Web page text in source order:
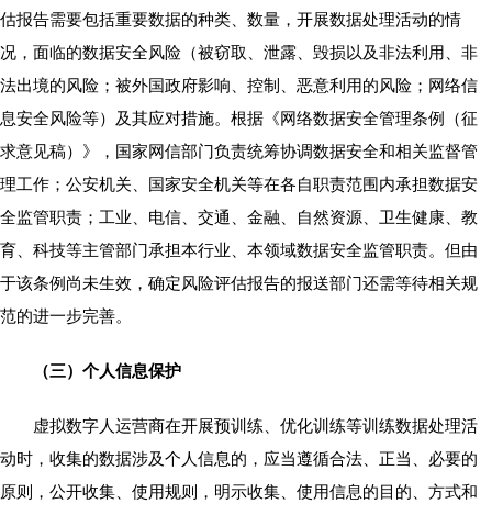
估报告需要包括重要数据的种类、数量，开展数据处理活动的情
况，面临的数据安全风险（被窃取、泄露、毁损以及非法利用、非
法出境的风险；被外国政府影响、控制、恶意利用的风险；网络信
息安全风险等）及其应对措施。根据《网络数据安全管理条例（征
求意见稿）》，国家网信部门负责统筹协调数据安全和相关监督管
理工作；公安机关、国家安全机关等在各自职责范围内承担数据安
全监管职责；工业、电信、交通、金融、自然资源、卫生健康、教
育、科技等主管部门承担本行业、本领域数据安全监管职责。但由
于该条例尚未生效，确定风险评估报告的报送部门还需等待相关规
范的进一步完善。
（三）个人信息保护
虚拟数字人运营商在开展预训练、优化训练等训练数据处理活
动时，收集的数据涉及个人信息的，应当遵循合法、正当、必要的
原则，公开收集、使用规则，明示收集、使用信息的目的、方式和